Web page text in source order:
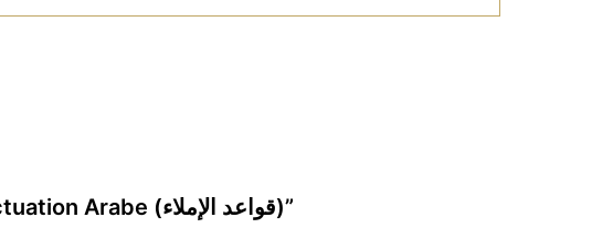
Soyez le premier à laisser votre avis sur “Règles d’Orthographe et Ponctuation Arabe (قواعد الإملاء)”